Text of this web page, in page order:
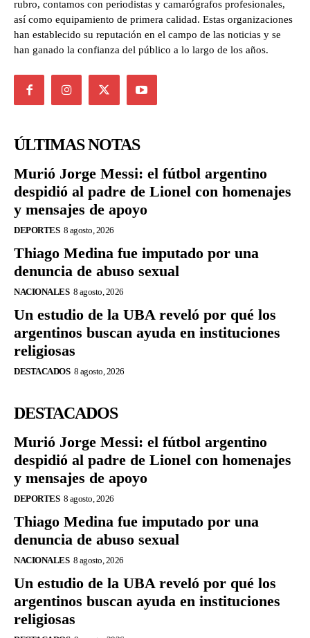
rubro, contamos con periodistas y camarógrafos profesionales,
así como equipamiento de primera calidad. Estas organizaciones
han establecido su reputación en el campo de las noticias y se
han ganado la confianza del público a lo largo de los años.
ÚLTIMAS NOTAS
Murió Jorge Messi: el fútbol argentino
despidió al padre de Lionel con homenajes
y mensajes de apoyo
DEPORTES 8 agosto, 2026
Thiago Medina fue imputado por una
denuncia de abuso sexual
NACIONALES 8 agosto, 2026
Un estudio de la UBA reveló por qué los
argentinos buscan ayuda en instituciones
religiosas
DESTACADOS 8 agosto, 2026
DESTACADOS
Murió Jorge Messi: el fútbol argentino
despidió al padre de Lionel con homenajes
y mensajes de apoyo
DEPORTES 8 agosto, 2026
Thiago Medina fue imputado por una
denuncia de abuso sexual
NACIONALES 8 agosto, 2026
Un estudio de la UBA reveló por qué los
argentinos buscan ayuda en instituciones
religiosas